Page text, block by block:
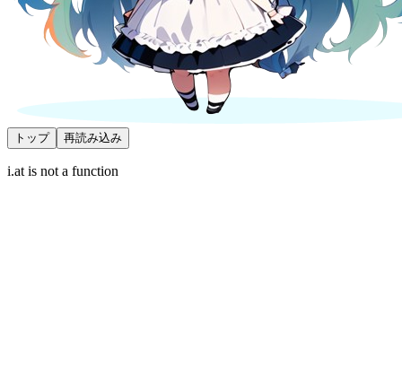
トップ 再読み込み
i.at is not a function